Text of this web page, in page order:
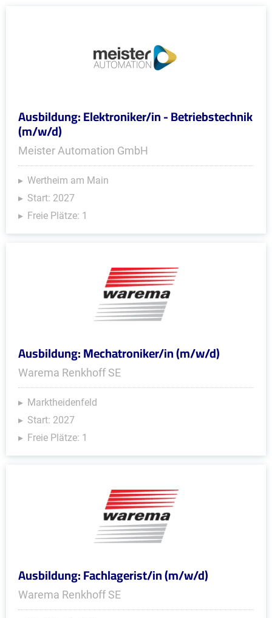
Ausbildung: Elektroniker/in - Betriebstechnik
(m/w/d)
Meister Automation GmbH
Wertheim am Main
Start: 2027
Freie Plätze: 1
Ausbildung: Mechatroniker/in (m/w/d)
Warema Renkhoff SE
Marktheidenfeld
Start: 2027
Freie Plätze: 1
Ausbildung: Fachlagerist/in (m/w/d)
Warema Renkhoff SE